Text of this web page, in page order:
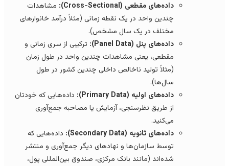
داده‌های مقطعی (Cross-Sectional):
مشاهدات
چندین واحد در یک نقطه زمانی (مثلاً درآمد خانوارهای
مختلف در یک سال مشخص).
داده‌های پنل (Panel Data):
ترکیبی از سری زمانی و
مقطعی، یعنی مشاهدات چندین واحد در طول زمان
(مثلاً تولید ناخالص داخلی چندین کشور در طول
سال‌ها).
داده‌های اولیه (Primary Data):
داده‌هایی که خودتان
از طریق نظرسنجی، آزمایش یا مصاحبه جمع‌آوری
می‌کنید.
داده‌های ثانویه (Secondary Data):
داده‌هایی که
توسط سازمان‌ها و نهادهای دیگر جمع‌آوری و منتشر
شده‌اند (مانند بانک مرکزی، صندوق بین‌المللی پول،